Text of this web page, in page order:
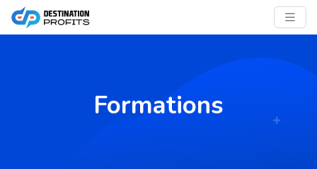
Formations